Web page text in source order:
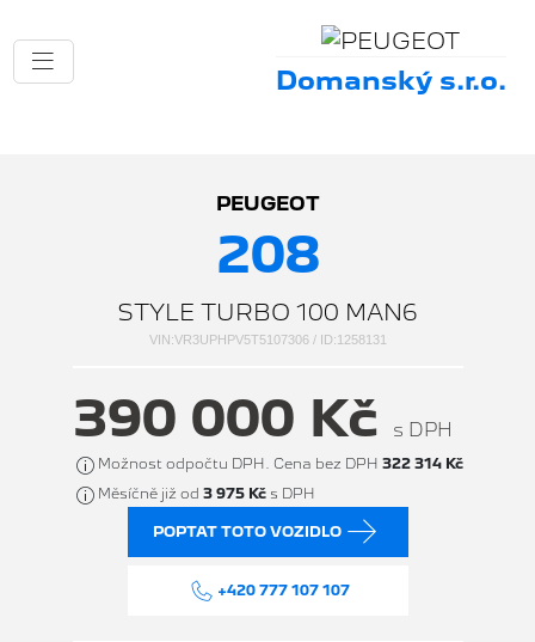
Domanský s.r.o.
PEUGEOT
208
STYLE TURBO 100 MAN6
VIN:VR3UPHPV5T5107306 / ID:1258131
390 000 Kč s DPH
Možnost odpočtu DPH. Cena bez DPH 322 314 Kč
Měsíčně již od 3 975 Kč s DPH
POPTAT TOTO VOZIDLO
+420 777 107 107